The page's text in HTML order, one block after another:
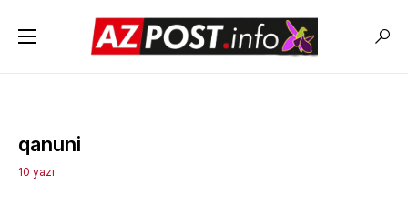
qanuni
10 yazı